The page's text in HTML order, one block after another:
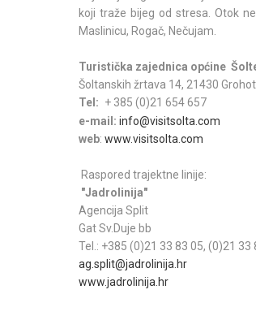
koji traže bijeg od stresa. Otok
Maslinicu, Rogač, Nečujam.
Turistička zajednica općine
Šoltanskih žrtava 14, 21430
Tel: + 385 (0)21 654 657
e-mail: info@visitsolta.com
web: www.visitsolta.com
Raspored trajektne linije:
"Jadrolinija"
Agencija Split
Gat Sv.Duje bb
Tel.: +385 (0)21 33 83 05, (0)21 33
ag.split@jadrolinija.hr
www.jadrolinija.hr